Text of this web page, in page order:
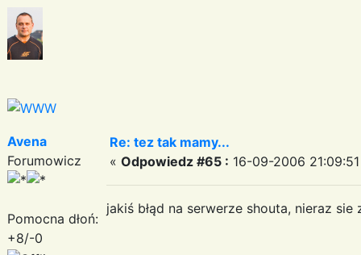
Avena
Forumowicz
Pomocna dłoń:
+8/-0
Re: tez tak mamy...
« Odpowiedz #65 : 16-09-2006
jakiś błąd na serwerze shouta, nieraz